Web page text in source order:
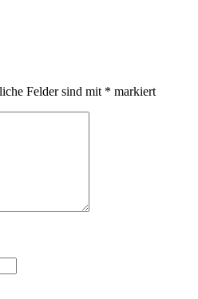
Felder sind mit * markiert